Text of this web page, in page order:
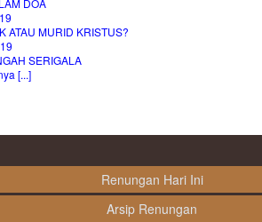
DOA
ATAU MURID KRISTUS?
SERIGALA
[...]
Renungan Hari Ini
Arsip Renungan